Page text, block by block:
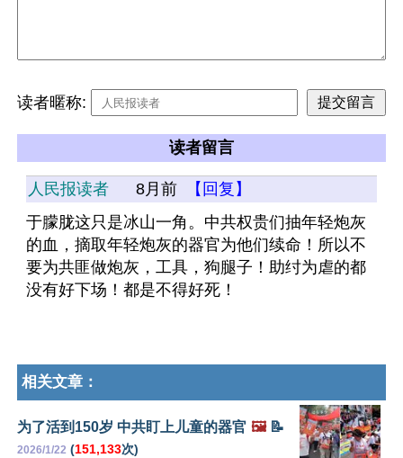
读者暱称:
读者留言
人民报读者 8月前
【回复】
于朦胧这只是冰山一角。中共权贵们抽年轻炮灰
的血，摘取年轻炮灰的器官为他们续命！所以不
要为共匪做炮灰，工具，狗腿子！助纣为虐的都
没有好下场！都是不得好死！
相关文章：
为了活到150岁 中共盯上儿童的器官 🖼️📝
2026/1/22 (151,133次)